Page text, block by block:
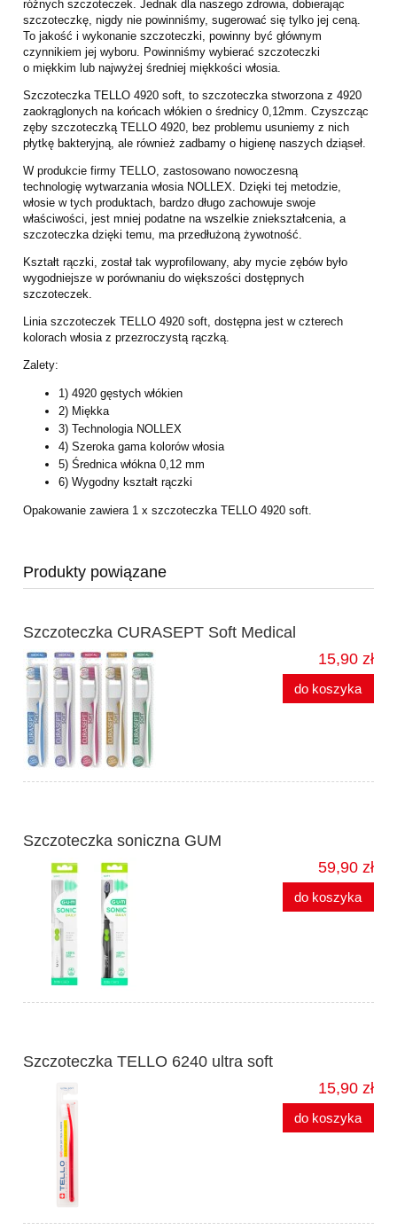
różnych szczoteczek. Jednak dla naszego zdrowia, dobierając
szczoteczkę, nigdy nie powinniśmy, sugerować się tylko jej ceną.
To jakość i wykonanie szczoteczki, powinny być głównym
czynnikiem jej wyboru. Powinniśmy wybierać szczoteczki
o miękkim lub najwyżej średniej miękkości włosia.
Szczoteczka TELLO 4920 soft, to szczoteczka stworzona z 4920
zaokrąglonych na końcach włókien o średnicy 0,12mm. Czyszcząc
zęby szczoteczką TELLO 4920, bez problemu usuniemy z nich
płytkę bakteryjną, ale również zadbamy o higienę naszych dziąseł.
W produkcie firmy TELLO, zastosowano nowoczesną
technologię wytwarzania włosia NOLLEX. Dzięki tej metodzie,
włosie w tych produktach, bardzo długo zachowuje swoje
właściwości, jest mniej podatne na wszelkie zniekształcenia, a
szczoteczka dzięki temu, ma przedłużoną żywotność.
Kształt rączki, został tak wyprofilowany, aby mycie zębów było
wygodniejsze w porównaniu do większości dostępnych
szczoteczek.
Linia szczoteczek TELLO 4920 soft, dostępna jest w czterech
kolorach włosia z przezroczystą rączką.
Zalety:
1) 4920 gęstych włókien
2) Miękka
3) Technologia NOLLEX
4) Szeroka gama kolorów włosia
5) Średnica włókna 0,12 mm
6) Wygodny kształt rączki
Opakowanie zawiera 1 x szczoteczka TELLO 4920 soft.
Produkty powiązane
Szczoteczka CURASEPT Soft Medical
15,90 zł
do koszyka
Szczoteczka soniczna GUM
59,90 zł
do koszyka
Szczoteczka TELLO 6240 ultra soft
15,90 zł
do koszyka